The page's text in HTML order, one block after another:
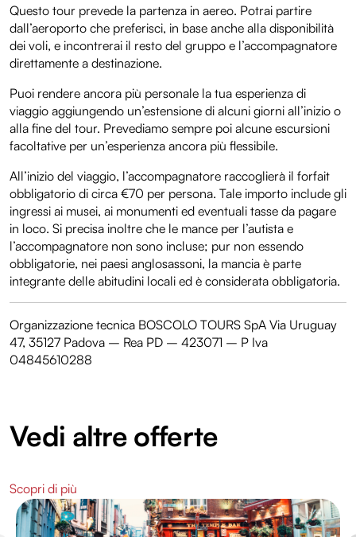
Questo tour prevede la partenza in aereo. Potrai partire
dall’aeroporto che preferisci, in base anche alla disponibilità
dei voli, e incontrerai il resto del gruppo e l’accompagnatore
direttamente a destinazione.
Puoi rendere ancora più personale la tua esperienza di
viaggio aggiungendo un’estensione di alcuni giorni all’inizio o
alla fine del tour. Prevediamo sempre poi alcune escursioni
facoltative per un’esperienza ancora più flessibile.
All’inizio del viaggio, l’accompagnatore raccoglierà il forfait
obbligatorio di circa €70 per persona. Tale importo include gli
ingressi ai musei, ai monumenti ed eventuali tasse da pagare
in loco. Si precisa inoltre che le mance per l’autista e
l’accompagnatore non sono incluse; pur non essendo
obbligatorie, nei paesi anglosassoni, la mancia è parte
integrante delle abitudini locali ed è considerata obbligatoria.
Organizzazione tecnica BOSCOLO TOURS SpA Via Uruguay
47, 35127 Padova – Rea PD – 423071 – P Iva
04845610288
Vedi altre offerte
Scopri di più